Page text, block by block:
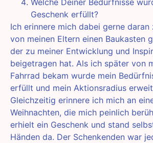
Geschenk erfüllt?
Ich erinnere mich dabei gerne
von meinen Eltern einen Baukasten
der zu meiner Entwicklung und
beigetragen hat. Als ich später von
Fahrrad bekam wurde mein
erfüllt und mein Aktionsradius
Gleichzeitig erinnere ich mich an
Weihnachten, die mich peinlich
erhielt ein Geschenk und stand
Händen da. Der Schenkenden war